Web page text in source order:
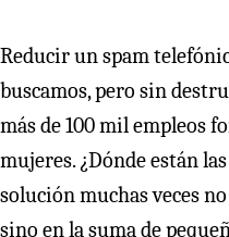
Reducir un spam
buscamos, pero sin
más de 100 mil empleos
mujeres. ¿Dónde están
solución muchas veces
sino en la suma de